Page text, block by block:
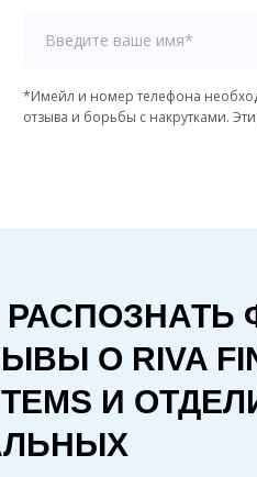
*Имейл и номер телефона
отзыва и борьбы с накрутками.
О RIVA
И